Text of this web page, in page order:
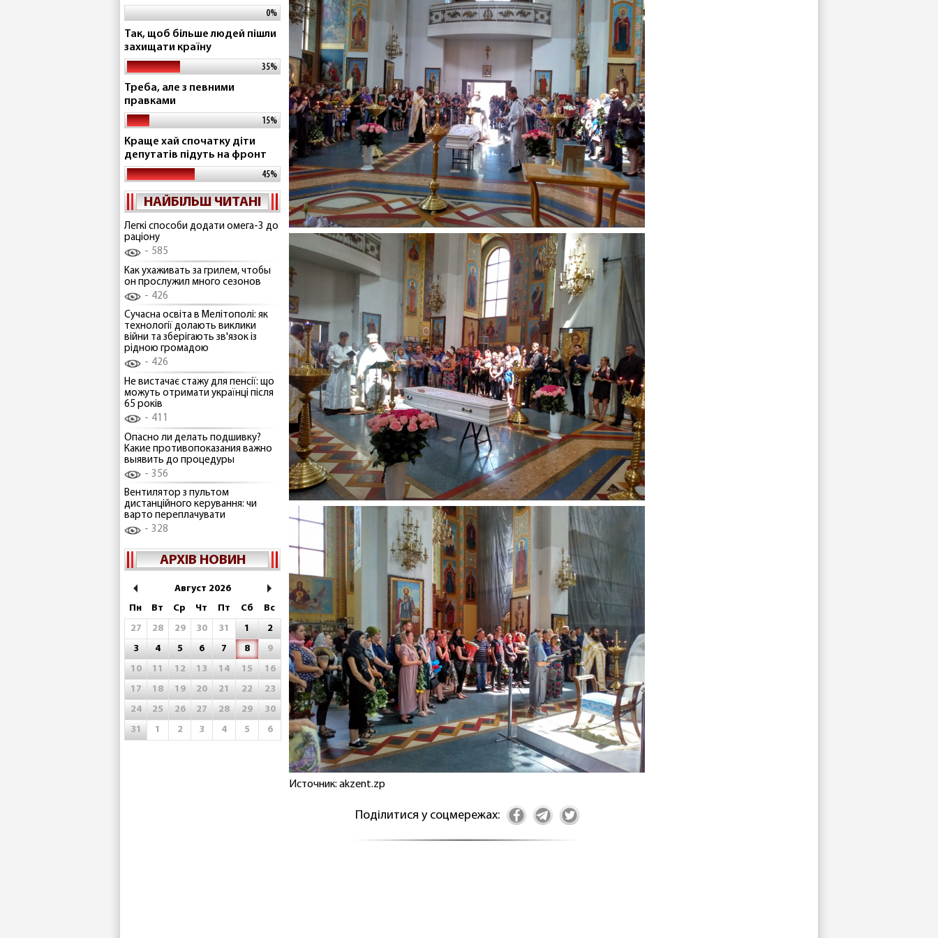
0%
Так, щоб більше людей пішли
захищати країну
35%
Треба, але з певними
правками
15%
Краще хай спочатку діти
депутатів підуть на фронт
45%
НАЙБІЛЬШ ЧИТАНІ
Легкі способи додати омега-3 до
раціону
585
Как ухаживать за грилем, чтобы
он прослужил много сезонов
426
Сучасна освіта в Мелітополі: як
технології долають виклики
війни та зберігають зв'язок із
рідною громадою
426
Не вистачає стажу для пенсії: що
можуть отримати українці після
65 років
411
Опасно ли делать подшивку?
Какие противопоказания важно
выявить до процедуры
356
Вентилятор з пультом
дистанційного керування: чи
варто переплачувати
328
АРХІВ НОВИН
Август 2026
Пн
Вт Ср Чт Пт Сб
Вс
27
28 29 30 31 1
2
3
4 5 6 7 8
9
10
11 12 13 14 15
16
17
18 19 20 21 22
23
24
25 26 27 28 29
30
31
1 2 3 4 5 6
Источник: akzent.zp
Поділитися у соцмережах: